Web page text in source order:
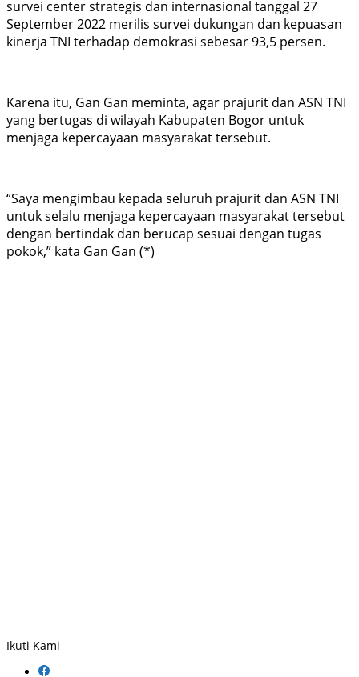
survei center strategis dan internasional tanggal 27
September 2022 merilis survei dukungan dan kepuasan
kinerja TNI terhadap demokrasi sebesar 93,5 persen.
Karena itu, Gan Gan meminta, agar prajurit dan ASN TNI
yang bertugas di wilayah Kabupaten Bogor untuk
menjaga kepercayaan masyarakat tersebut.
“Saya mengimbau kepada seluruh prajurit dan ASN TNI
untuk selalu menjaga kepercayaan masyarakat tersebut
dengan bertindak dan berucap sesuai dengan tugas
pokok,” kata Gan Gan (*)
Ikuti Kami